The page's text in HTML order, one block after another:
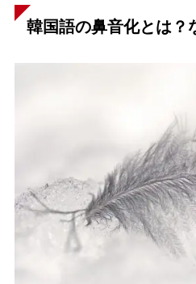
韓国語の鼻音化とは？